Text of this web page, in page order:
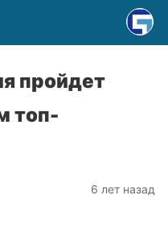
пройдет
топ-
6 лет назад